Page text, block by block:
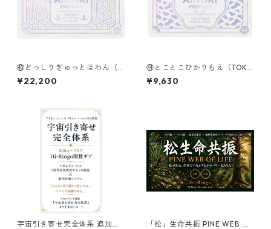
㊵どっしりぎゅっとほわん（D
OSSHIRI GYUUTTO HOWA
N）
¥22,200
㊹とことこひかりもえ（TOKO
TOKO HIKARIMOE）
¥9,630
宇宙引き寄せ完全体系 追加コ
「松」生命共振 PINE WEB OF